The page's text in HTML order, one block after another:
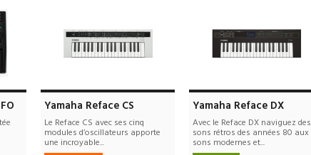
Yamaha Reface CS
Le Reface CS avec ses cinq
modules d’oscillateurs apporte
une incroyable...
Yamaha Reface DX
Avec le Reface DX naviguez des
sons rétros des années 80 aux
sons modernes et...